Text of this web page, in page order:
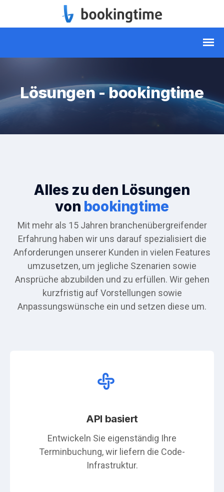
Lösungen - bookingtime
Alles zu den Lösungen
von bookingtime
Mit mehr als 15 Jahren branchenübergreifender
Erfahrung haben wir uns darauf spezialisiert die
Anforderungen unserer Kunden in vielen Features
umzusetzen, um jegliche Szenarien sowie
Ansprüche abzubilden und zu erfüllen. Wir gehen
kurzfristig auf Vorstellungen sowie
Anpassungswünsche ein und setzen diese um.
API basiert
Entwickeln Sie eigenständig Ihre
Terminbuchung, wir liefern die Code-
Infrastruktur.